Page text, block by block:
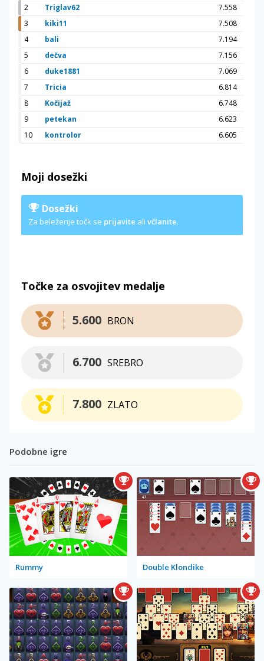
2
Triglav62
7.558
3
kiki11
7.508
4
bali
7.194
5
dečva
7.156
6
duke1881
7.069
7
Tricia
6.814
8
Kočijaž
6.748
9
petekan
6.623
10
kontrolor 6.605
Moji dosežki
Dosežki
Za beleženje točk se prijavite ali včlanite.
Točke za osvojitev medalje
BRON
5.600
SREBRO
6.700
ZLATO
7.800
Podobne igre
Rummy Double Klondike